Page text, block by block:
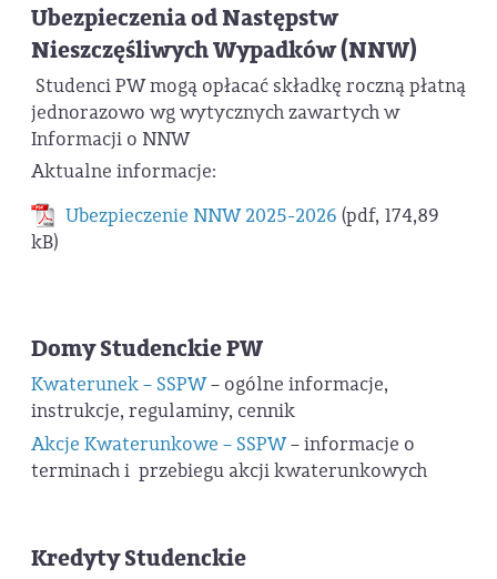
Ubezpieczenia od Następstw
Nieszczęśliwych Wypadków (NNW)
Studenci PW mogą opłacać składkę roczną płatną
jednorazowo wg wytycznych zawartych w
Informacji o NNW
Aktualne informacje:
Ubezpieczenie NNW 2025-2026 (pdf, 174,89
kB)
Domy Studenckie PW
Kwaterunek – SSPW– ogólne informacje,
instrukcje, regulaminy, cennik
Akcje Kwaterunkowe – SSPW– informacje o
terminach i przebiegu akcji kwaterunkowych
Kredyty Studenckie